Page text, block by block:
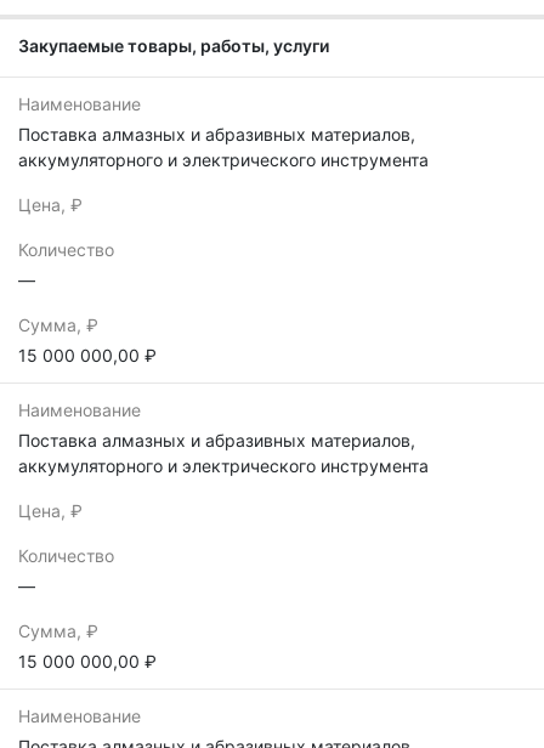
Закупаемые товары, работы, услуги
Наименование
Поставка алмазных и абразивных материалов,
аккумуляторного и электрического инструмента
Цена, ₽
Количество
—
Сумма, ₽
15 000 000,00 ₽
Наименование
Поставка алмазных и абразивных материалов,
аккумуляторного и электрического инструмента
Цена, ₽
Количество
—
Сумма, ₽
15 000 000,00 ₽
Наименование